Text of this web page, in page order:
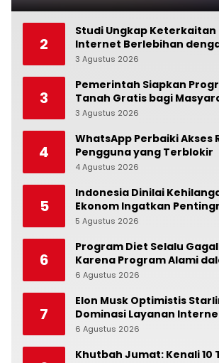
2
Studi Ungkap Keterkaitan
Internet Berlebihan
Suasana Hati
3 Agustus 2026
3
Pemerintah Siapkan
Tanah Gratis bagi
Berpenghasilan Rendah
3 Agustus 2026
4
WhatsApp Perbaiki Akses
Pengguna yang Terblokir
4 Agustus 2026
5
Indonesia Dinilai
Ekonom Ingatkan
Independensi Bank
5 Agustus 2026
6
Program Diet Selalu
Karena Program Alami
6 Agustus 2026
7
Elon Musk Optimistis
Dominasi Layanan
6 Agustus 2026
Khutbah Jumat: Kenali 10